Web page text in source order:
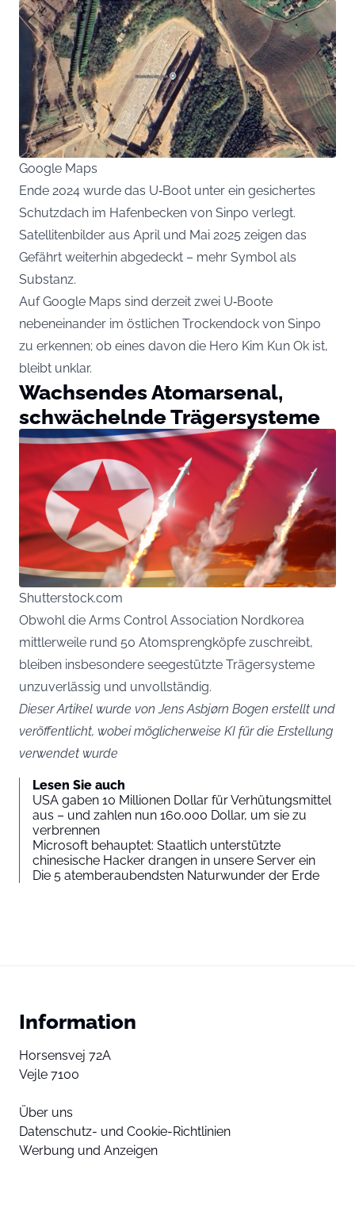
Google Maps
Ende 2024 wurde das U‑Boot unter ein gesichertes
Schutzdach im Hafenbecken von Sinpo verlegt.
Satellitenbilder aus April und Mai 2025 zeigen das
Gefährt weiterhin abgedeckt – mehr Symbol als
Substanz.
Auf Google Maps sind derzeit zwei U‑Boote
nebeneinander im östlichen Trockendock von Sinpo
zu erkennen; ob eines davon die Hero Kim Kun Ok ist,
bleibt unklar.
Wachsendes Atomarsenal,
schwächelnde Trägersysteme
Shutterstock.com
Obwohl die Arms Control Association Nordkorea
mittlerweile rund 50 Atomsprengköpfe zuschreibt,
bleiben insbesondere seegestützte Trägersysteme
unzuverlässig und unvollständig.
Dieser Artikel wurde von Jens Asbjørn Bogen erstellt und
veröffentlicht, wobei möglicherweise KI für die Erstellung
verwendet wurde
Lesen Sie auch
USA gaben 10 Millionen Dollar für Verhütungsmittel
aus – und zahlen nun 160.000 Dollar, um sie zu
verbrennen
Microsoft behauptet: Staatlich unterstützte
chinesische Hacker drangen in unsere Server ein
Die 5 atemberaubendsten Naturwunder der Erde
Information
Horsensvej 72A
Vejle 7100
Über uns
Datenschutz- und Cookie-Richtlinien
Werbung und Anzeigen